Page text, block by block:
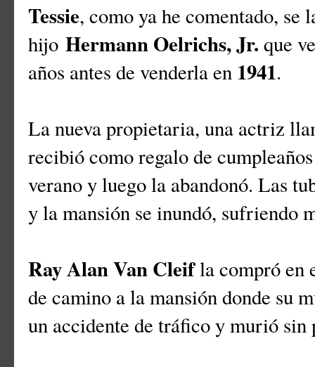
Tessie, como ya he comentado, se
hijo Hermann Oelrichs, Jr. que
años antes de venderla en 1941.
La nueva propietaria, una actriz
recibió como regalo de
verano y luego la abandonó. Las
y la mansión se inundó, sufriendo
Ray Alan Van Cleifla compró en
de camino a la mansión donde su
un accidente de tráfico y murió sin